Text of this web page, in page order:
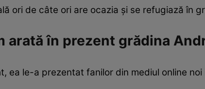
ori de câte ori are ocazia și se refugiază în
arată în prezent grădina
ea le-a prezentat fanilor din mediul online